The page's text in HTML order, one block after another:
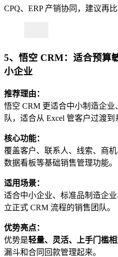
CPQ、ERP 产销协同，建议再
5、悟空 CRM：适合预算
小企业
推荐理由：
悟空 CRM 更适合中小制造企
队，适合从 Excel 管客户过渡到
核心功能：
覆盖客户、联系人、线索、商
数据看板等基础销售管理功能。
适用场景：
适合中小企业、标准品制造企
立正式 CRM 流程的销售团队。
优势亮点：
优势是轻量、灵活、上手门槛
漏斗和合同回款管理起来。